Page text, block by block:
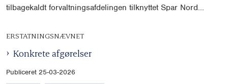
tilbagekaldt forvaltningsafdelingen tilknyttet Spar Nord...
ERSTATNINGSNÆVNET
Konkrete afgørelser
Publiceret 25-03-2026